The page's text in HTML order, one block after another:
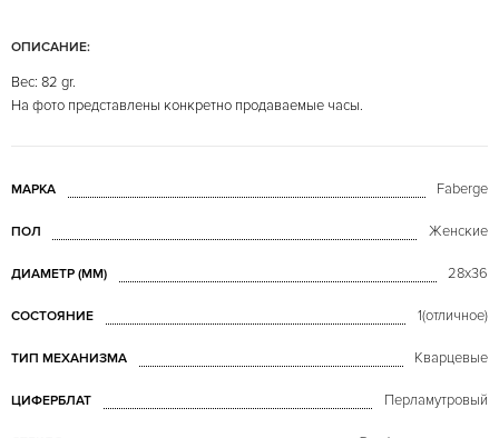
ОПИСАНИЕ:
Вес: 82 gr.
На фото представлены конкретно продаваемые часы.
МАРКА Faberge
ПОЛ Женские
ДИАМЕТР (MM) 28x36
СОСТОЯНИЕ 1(отличное)
ТИП МЕХАНИЗМА Кварцевые
ЦИФЕРБЛАТ Перламутровый